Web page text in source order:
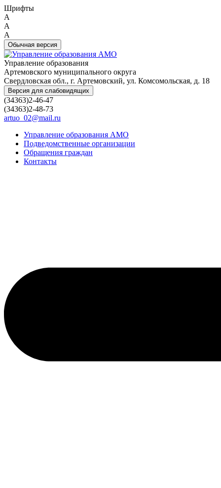
Шрифты
A
A
A
Обычная версия
Управление образования
Артемовского муниципального округа
Свердловская обл., г. Артемовский, ул. Комсомольская, д. 18
Версия для слабовидящих
(34363)2-46-47
(34363)2-48-73
artuo_02@mail.ru
Управление образования АМО
Подведомственные организации
Обращения граждан
Контакты